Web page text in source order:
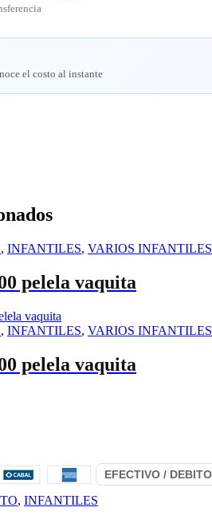
el costo al instante
, INFANTILES, VARIOS INFANTILES
pelela vaquita
, INFANTILES, VARIOS INFANTILES
pelela vaquita
, INFANTILES